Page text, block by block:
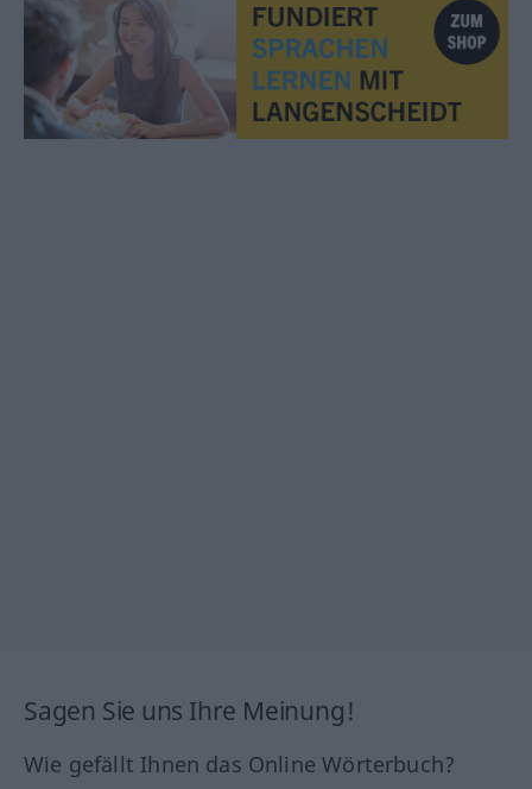
Sagen Sie uns Ihre Meinung!
Wie gefällt Ihnen das Online Wörterbuch?